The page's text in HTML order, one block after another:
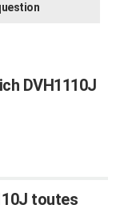
DVH1110J
toutes